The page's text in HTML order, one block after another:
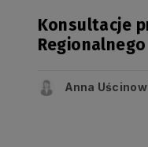
Konsultacje
Anna